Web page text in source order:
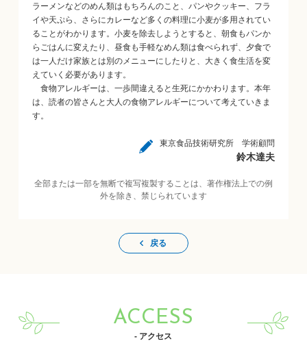
ラーメンなどのめん類はもちろんのこと、パンやクッキー、フラ
イや天ぷら、さらにカレーなど多くの料理に小麦が多用されてい
ることがわかります。小麦を除去しようとすると、朝食もパンか
らごはんに変えたり、昼食も手軽なめん類は食べられず、夕食で
は一人だけ家族とは別のメニューにしたりと、大きく食生活を変
えていく必要があります。
食物アレルギーは、一歩間違えると生死にかかわります。本年
は、読者の皆さんと大人の食物アレルギーについて考えていきま
す。
東京食品技術研究所 学術顧問
鈴木達夫
全部または一部を無断で複写複製することは、著作権法上での例
外を除き、禁じられています
戻る
ACCESS
- アクセス